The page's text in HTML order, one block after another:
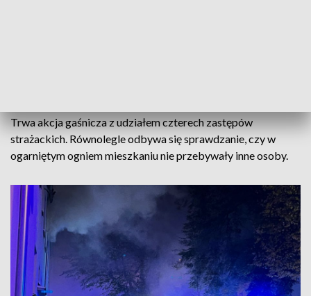
Trwa akcja gaśnicza z udziałem czterech zastępów
strażackich. Równolegle odbywa się sprawdzanie, czy w
ogarniętym ogniem mieszkaniu nie przebywały inne osoby.